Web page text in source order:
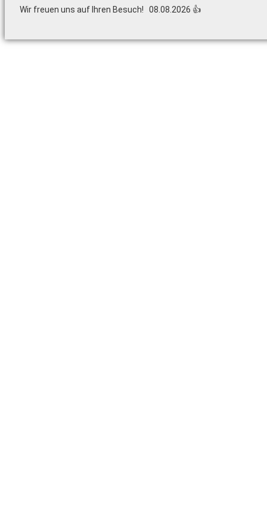
Wir freuen uns auf Ihren Besuch! 08.08.2026 👍